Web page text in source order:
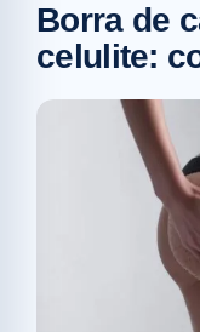
Borra de
celulite: